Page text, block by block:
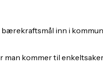
inn i
man kommer til